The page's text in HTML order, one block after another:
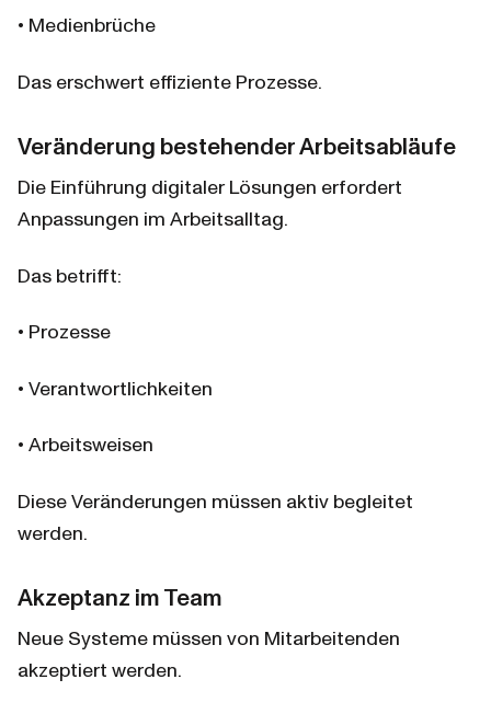
• Medienbrüche
Das erschwert effiziente Prozesse.
Veränderung bestehender Arbeitsabläufe
Die Einführung digitaler Lösungen erfordert
Anpassungen im Arbeitsalltag.
Das betrifft:
• Prozesse
• Verantwortlichkeiten
• Arbeitsweisen
Diese Veränderungen müssen aktiv begleitet
werden.
Akzeptanz im Team
Neue Systeme müssen von Mitarbeitenden
akzeptiert werden.